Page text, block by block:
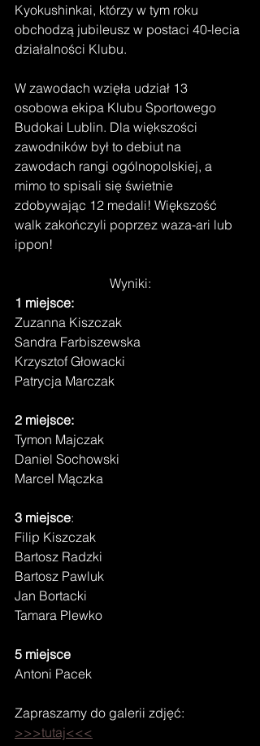
Kyokushinkai, którzy w tym roku
obchodzą jubileusz w postaci 40-lecia
działalności Klubu.
W zawodach wzięła udział 13
osobowa ekipa Klubu Sportowego
Budokai Lublin. Dla większości
zawodników był to debiut na
zawodach rangi ogólnopolskiej, a
mimo to spisali się świetnie
zdobywając 12 medali! Większość
walk zakończyli poprzez waza-ari lub
ippon!
Wyniki:
1 miejsce:
Zuzanna Kiszczak
Sandra Farbiszewska
Krzysztof Głowacki
Patrycja Marczak
2 miejsce:
Tymon Majczak
Daniel Sochowski
Marcel Mączka
3 miejsce:
Filip Kiszczak
Bartosz Radzki
Bartosz Pawluk
Jan Bortacki
Tamara Plewko
5 miejsce
Antoni Pacek
Zapraszamy do galerii zdjęć:
>>>tutaj<<<